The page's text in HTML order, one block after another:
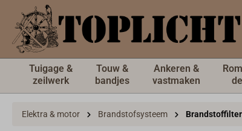
hoofdinhoud
Tuigage &
zeilwerk
Touw &
bandjes
Ankeren &
vastmaken
Elektra & motor Brandstofsysteem Brandstoffilter